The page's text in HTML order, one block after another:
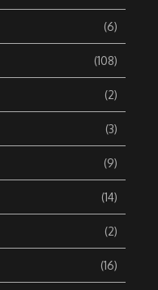
(6)
(108)
(2)
(3)
(9)
(14)
(2)
(16)